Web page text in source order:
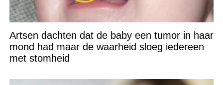
Artsen dachten dat de baby een tumor in haar
mond had maar de waarheid sloeg iedereen
met stomheid